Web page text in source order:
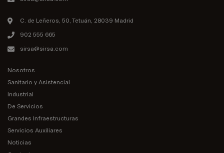
C. de Leñeros, 50, Tetuán, 28039 Madrid
902 555 665
sirsa@sirsa.com
Nosotros
Sanitario y Asistencial
Industrial
De Servicios
Grandes Infraestructuras
Servicios Auxiliares
Noticias